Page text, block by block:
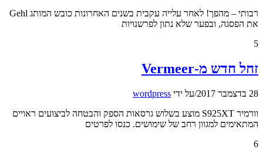
רבותי – מהפך! לאחר עלייה עקבית בשנים האחרונות כובש המותג Gehl
את הפסגה, ובפער שלא נתון לפרשנויות
5
זחל חדש מ-Vermeer
28 בדצמבר 2017 /על ידי wordpress
וורמיר S925XT מוצע בשלוש גרסאות הספק והבטחה לביצועים ראויים
המתאימים למגוון רחב של שימושים. כנסו לפרטים
6